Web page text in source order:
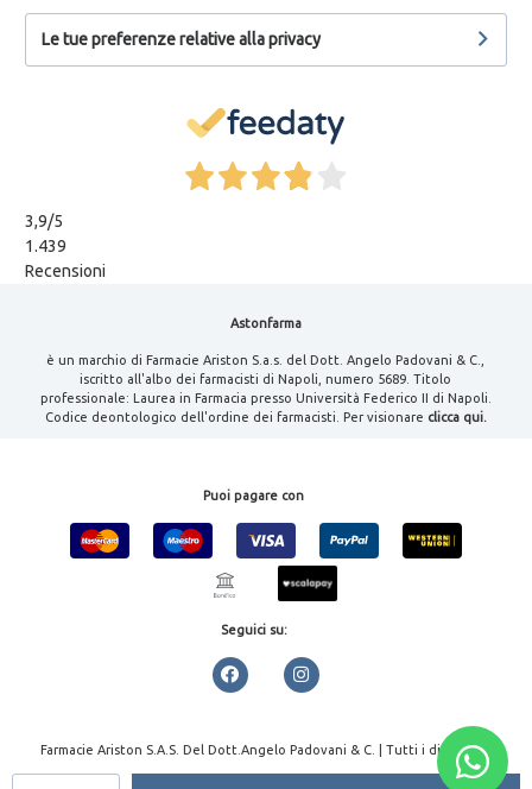
Le tue preferenze relative alla privacy
3,9/5
1.439
Recensioni
Astonfarma
è un marchio di Farmacie Ariston S.a.s. del Dott. Angelo Padovani & C.,
iscritto all'albo dei farmacisti di Napoli, numero 5689. Titolo
professionale: Laurea in Farmacia presso Università Federico II di Napoli.
Codice deontologico dell'ordine dei farmacisti. Per visionare clicca qui.
Puoi pagare con
Seguici su:
Farmacie Ariston S.A.S. Del Dott.Angelo Padovani & C. | Tutti i diritti